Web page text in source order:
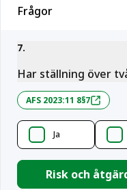
Frågor
7.
Har ställning över
AFS 2023:11 8§7
Ja
Risk och